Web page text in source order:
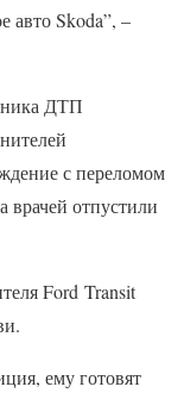
авто Skoda”, –
ДТП
с переломом
врачей отпустили
Ford Transit
ему готовят